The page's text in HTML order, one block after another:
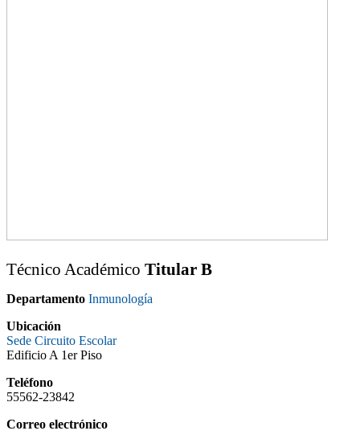
Técnico Académico Titular B
Departamento Inmunología
Ubicación
Sede Circuito Escolar
Edificio A 1er Piso
Teléfono
55562-23842
Correo electrónico